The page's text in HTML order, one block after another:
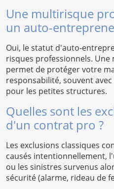
Une multirisque
un auto-
Oui, le statut d'auto-
risques professionnels.
permet de protéger votre
responsabilité, souvent
pour les petites structures.
Quelles sont les
d'un contrat pro ?
Les exclusions classiques
causés intentionnellement,
ou les sinistres survenus
sécurité (alarme, rideau de